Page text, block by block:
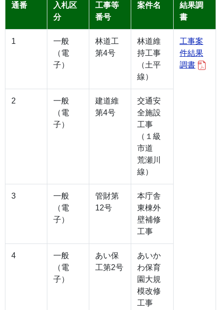
通番
入札区
分
工事等
番号
案件名
結果調
書
1
一般
（電
子）
林道工
第4号
林道維
持工事
（土平
線）
工事案
件結果
調書
2
一般
（電
子）
建道維
第4号
交通安
全施設
工事
（１級
市道
荒瀬川
線）
3
一般
（電
子）
管財第
12号
本庁舎
東棟外
壁補修
工事
4
一般
（電
子）
あい保
工第2号
あいか
わ保育
園大規
模改修
工事